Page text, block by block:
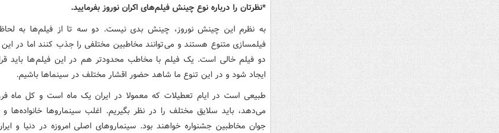
*نظرتان را درباره نوع چینش فیلم‌های اکران نوروز بفرمایید.
به نظرم این چینش نوروز، چینش بدی نیست. دو سه تا از فیلم‌ها به
فیلمسازی متنوع هستند و می توانند مخاطبین مختلفی را جذب کنند اما در
دو فیلم خالی است. یک فیلم با مخاطب محدودتر هم در این فیلم ها باید
ایجاد شود و در این تنوع ما شاهد حضور اقشار مختلف در سینماها باشیم.
طبیعی است در ایام تعطیلات که معمولا در ایران یک ماه است و کل ماه
می‌دهد، باید سلایق مختلف را در نظر بگیریم. اغلب سینماروها
جوان مخاطبین جشنواره خواهند بود. سینماروهای اصلی امروزه در دنیا و